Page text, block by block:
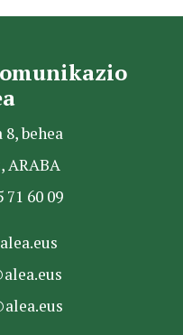
behea
ARABA
60 09